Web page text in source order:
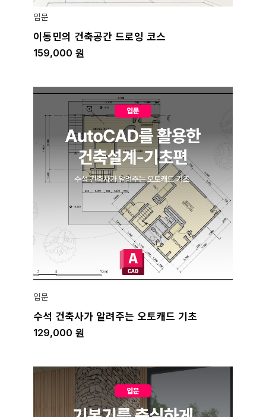
입문
이동민의 건축공간 드로잉 코스
159,000 원
입문
수석 건축사가 알려주는 오토캐드 기초
129,000 원